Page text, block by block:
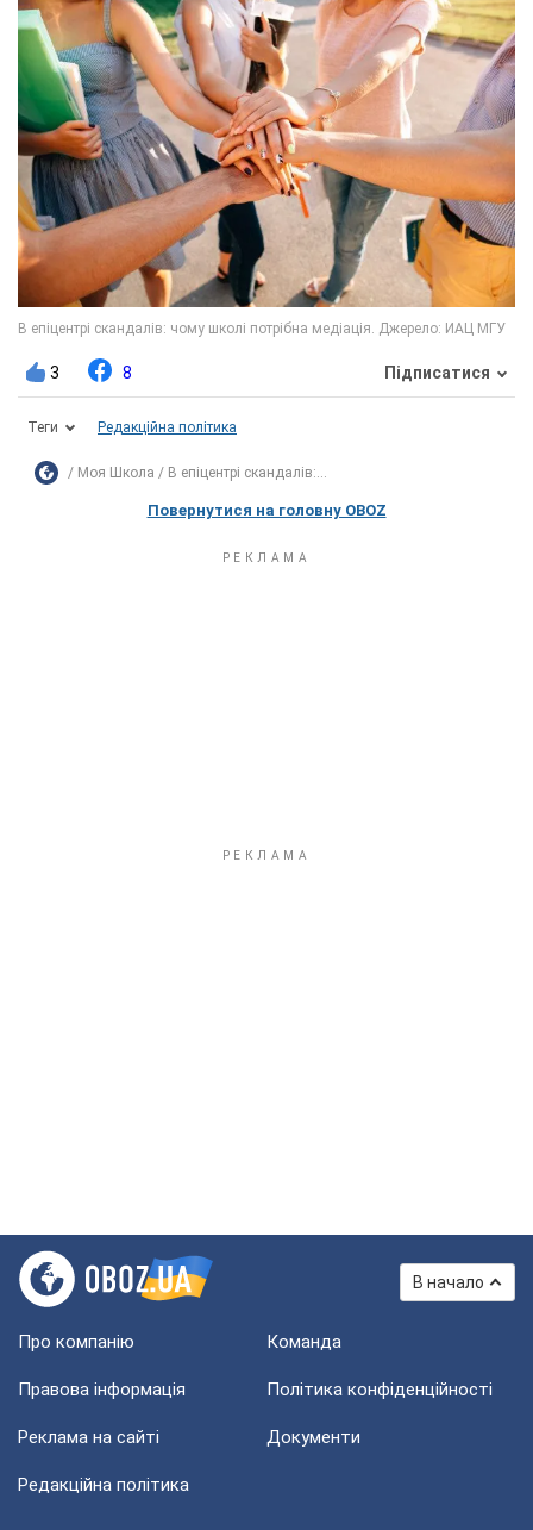
3 8 Підписатися
Теги Редакційна політика
Моя Школа В епіцентрі скандалів:...
Повернутися на головну OBOZ
В начало
Про компанію Команда
Правова інформація Політика конфіденційності
Реклама на сайті Документи
Редакційна політика